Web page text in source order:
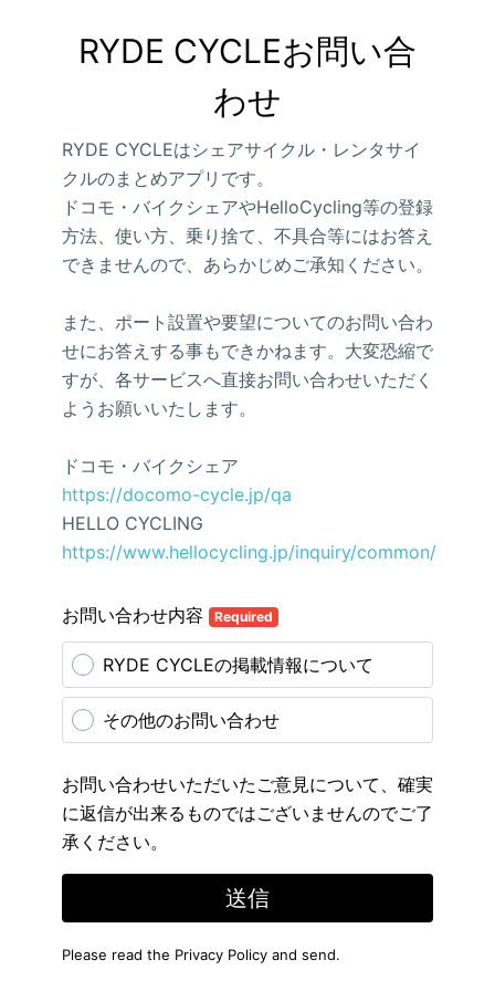
RYDE CYCLEお問い合
わせ
RYDE CYCLEはシェアサイクル・レンタサイ
クルのまとめアプリです。
ドコモ・バイクシェアやHelloCycling等の登録
方法、使い方、乗り捨て、不具合等にはお答え
できませんので、あらかじめご承知ください。
また、ポート設置や要望についてのお問い合わ
せにお答えする事もできかねます。大変恐縮で
すが、各サービスへ直接お問い合わせいただく
ようお願いいたします。
ドコモ・バイクシェア
https://docomo-cycle.jp/qa
HELLO CYCLING
https://www.hellocycling.jp/inquiry/common/
お問い合わせ内容 Required
RYDE CYCLEの掲載情報について
その他のお問い合わせ
お問い合わせいただいたご意見について、確実
に返信が出来るものではございませんのでご了
承ください。
送信
Please read the Privacy Policy and send.